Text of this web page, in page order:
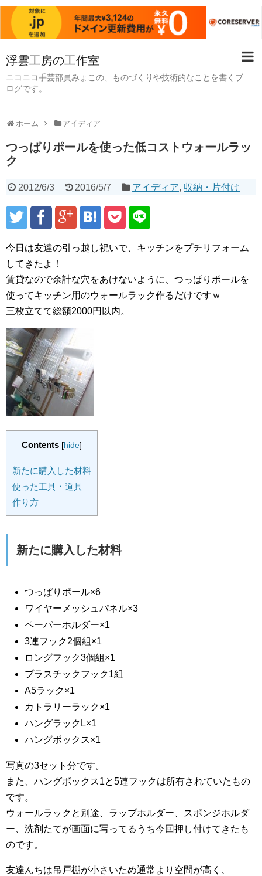
浮雲工房の工作室
ニコニコ手芸部員みょこの、ものづくりや技術的なことを書くブ
ログです。
ホーム アイディア
つっぱりポールを使った低コストウォールラッ
ク
2012/6/3 2016/5/7 アイディア, 収納・片付け
今日は友達の引っ越し祝いで、キッチンをプチリフォーム
してきたよ！
賃貸なので余計な穴をあけないように、つっぱりポールを
使ってキッチン用のウォールラック作るだけですｗ
三枚立てて総額2000円以内。
Contents [hide]
新たに購入した材料
使った工具・道具
作り方
新たに購入した材料
つっぱりポール×6
ワイヤーメッシュパネル×3
ペーパーホルダー×1
3連フック2個組×1
ロングフック3個組×1
プラスチックフック1組
A5ラック×1
カトラリーラック×1
ハングラックL×1
ハングボックス×1
写真の3セット分です。
また、ハングボックス1と5連フックは所有されていたもの
です。
ウォールラックと別途、ラップホルダー、スポンジホルダ
ー、洗剤たてが画面に写ってるうち今回押し付けてきたも
のです。
友達んちは吊戸棚が小さいため通常より空間が高く、